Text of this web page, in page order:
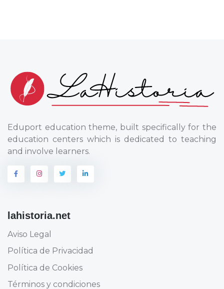
Eduport education theme, built specifically for the
education centers which is dedicated to teaching
and involve learners.
lahistoria.net
Aviso Legal
Política de Privacidad
Política de Cookies
Términos y condiciones